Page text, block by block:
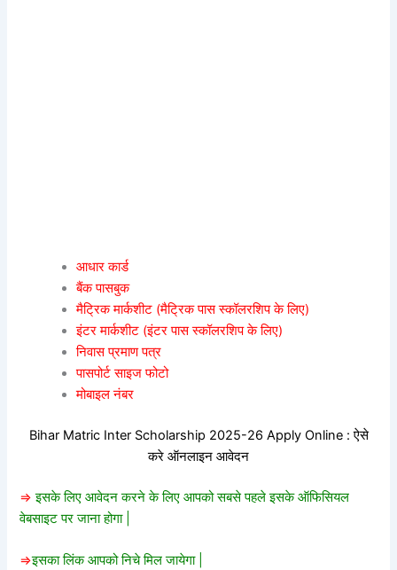
आधार कार्ड
बैंक पासबुक
मैट्रिक मार्कशीट (मैट्रिक पास स्कॉलरशिप के लिए)
इंटर मार्कशीट (इंटर पास स्कॉलरशिप के लिए)
निवास प्रमाण पत्र
पासपोर्ट साइज फोटो
मोबाइल नंबर
Bihar Matric Inter Scholarship 2025-26 Apply Online : ऐसे
करे ऑनलाइन आवेदन
=> इसके लिए आवेदन करने के लिए आपको सबसे पहले इसके ऑफिसियल
वेबसाइट पर जाना होगा |
=>इसका लिंक आपको निचे मिल जायेगा |